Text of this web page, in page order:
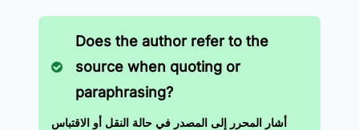
Does the author refer to the
source when quoting or
paraphrasing?
أشار المحرر إلى المصدر في حالة النقل أو الاقتباس